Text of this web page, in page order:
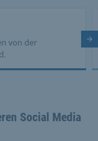
von der
Social Media